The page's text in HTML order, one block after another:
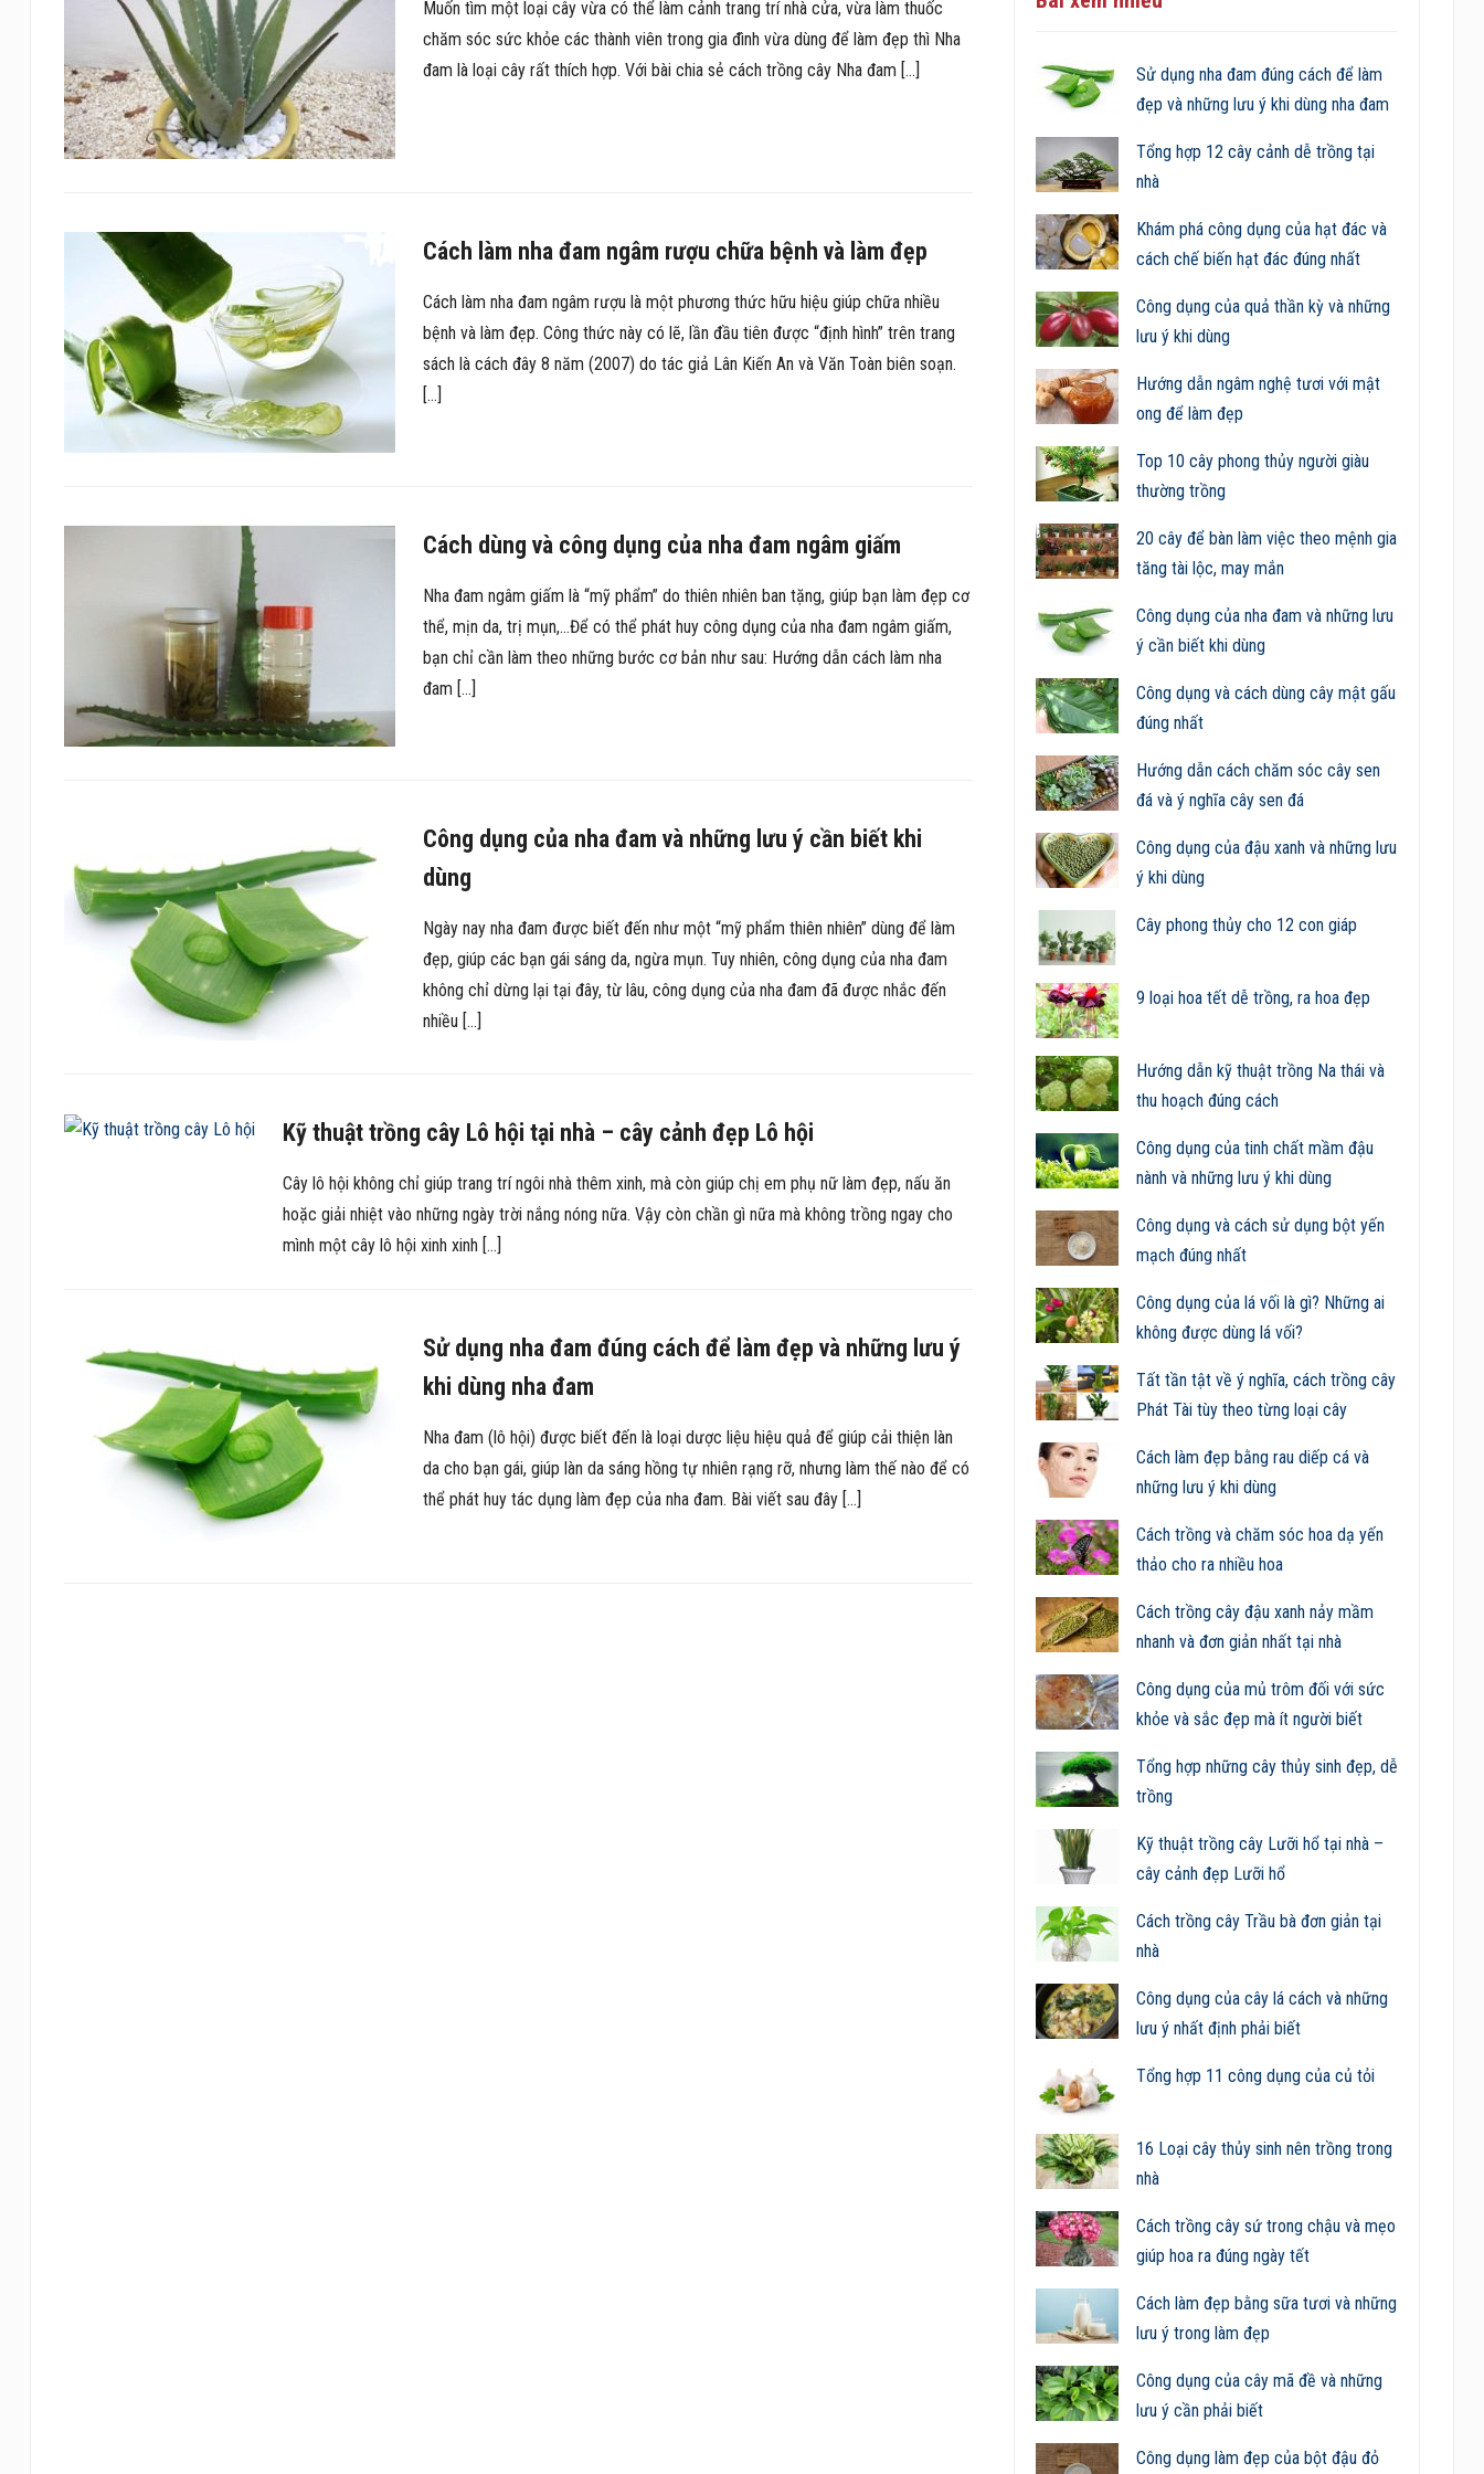
Muốn tìm một loại cây vừa có thể làm cảnh trang trí nhà cửa, vừa làm thuốc
chăm sóc sức khỏe các thành viên trong gia đình vừa dùng để làm đẹp thì Nha
đam là loại cây rất thích hợp. Với bài chia sẻ cách trồng cây Nha đam […]
Cách làm nha đam ngâm rượu chữa bệnh và làm đẹp
Cách làm nha đam ngâm rượu là một phương thức hữu hiệu giúp chữa nhiều
bệnh và làm đẹp. Công thức này có lẽ, lần đầu tiên được “định hình” trên trang
sách là cách đây 8 năm (2007) do tác giả Lân Kiến An và Văn Toàn biên soạn.
[…]
Cách dùng và công dụng của nha đam ngâm giấm
Nha đam ngâm giấm là “mỹ phẩm” do thiên nhiên ban tặng, giúp bạn làm đẹp cơ
thể, mịn da, trị mụn,…Để có thể phát huy công dụng của nha đam ngâm giấm,
bạn chỉ cần làm theo những bước cơ bản như sau: Hướng dẫn cách làm nha
đam […]
Công dụng của nha đam và những lưu ý cần biết khi
dùng
Ngày nay nha đam được biết đến như một “mỹ phẩm thiên nhiên” dùng để làm
đẹp, giúp các bạn gái sáng da, ngừa mụn. Tuy nhiên, công dụng của nha đam
không chỉ dừng lại tại đây, từ lâu, công dụng của nha đam đã được nhắc đến
nhiều […]
Kỹ thuật trồng cây Lô hội tại nhà – cây cảnh đẹp Lô hội
Cây lô hội không chỉ giúp trang trí ngôi nhà thêm xinh, mà còn giúp chị em phụ nữ làm đẹp, nấu ăn
hoặc giải nhiệt vào những ngày trời nắng nóng nữa. Vậy còn chần gì nữa mà không trồng ngay cho
mình một cây lô hội xinh xinh […]
Sử dụng nha đam đúng cách để làm đẹp và những lưu ý
khi dùng nha đam
Nha đam (lô hội) được biết đến là loại dược liệu hiệu quả để giúp cải thiện làn
da cho bạn gái, giúp làn da sáng hồng tự nhiên rạng rỡ, nhưng làm thế nào để có
thể phát huy tác dụng làm đẹp của nha đam. Bài viết sau đây […]
Sử dụng nha đam đúng cách để làm
đẹp và những lưu ý khi dùng nha đam
Tổng hợp 12 cây cảnh dễ trồng tại
nhà
Khám phá công dụng của hạt đác và
cách chế biến hạt đác đúng nhất
Công dụng của quả thần kỳ và những
lưu ý khi dùng
Hướng dẫn ngâm nghệ tươi với mật
ong để làm đẹp
Top 10 cây phong thủy người giàu
thường trồng
20 cây để bàn làm việc theo mệnh gia
tăng tài lộc, may mắn
Công dụng của nha đam và những lưu
ý cần biết khi dùng
Công dụng và cách dùng cây mật gấu
đúng nhất
Hướng dẫn cách chăm sóc cây sen
đá và ý nghĩa cây sen đá
Công dụng của đậu xanh và những lưu
ý khi dùng
Cây phong thủy cho 12 con giáp
9 loại hoa tết dễ trồng, ra hoa đẹp
Hướng dẫn kỹ thuật trồng Na thái và
thu hoạch đúng cách
Công dụng của tinh chất mầm đậu
nành và những lưu ý khi dùng
Công dụng và cách sử dụng bột yến
mạch đúng nhất
Công dụng của lá vối là gì? Những ai
không được dùng lá vối?
Tất tần tật về ý nghĩa, cách trồng cây
Phát Tài tùy theo từng loại cây
Cách làm đẹp bằng rau diếp cá và
những lưu ý khi dùng
Cách trồng và chăm sóc hoa dạ yến
thảo cho ra nhiều hoa
Cách trồng cây đậu xanh nảy mầm
nhanh và đơn giản nhất tại nhà
Công dụng của mủ trôm đối với sức
khỏe và sắc đẹp mà ít người biết
Tổng hợp những cây thủy sinh đẹp, dễ
trồng
Kỹ thuật trồng cây Lưỡi hổ tại nhà –
cây cảnh đẹp Lưỡi hổ
Cách trồng cây Trầu bà đơn giản tại
nhà
Công dụng của cây lá cách và những
lưu ý nhất định phải biết
Tổng hợp 11 công dụng của củ tỏi
16 Loại cây thủy sinh nên trồng trong
nhà
Cách trồng cây sứ trong chậu và mẹo
giúp hoa ra đúng ngày tết
Cách làm đẹp bằng sữa tươi và những
lưu ý trong làm đẹp
Công dụng của cây mã đề và những
lưu ý cần phải biết
Công dụng làm đẹp của bột đậu đỏ